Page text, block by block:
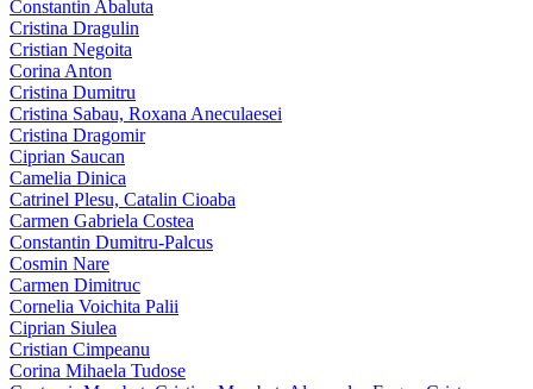
Constantin Abaluta
Cristina Dragulin
Cristian Negoita
Corina Anton
Cristina Dumitru
Cristina Sabau, Roxana Aneculaesei
Cristina Dragomir
Ciprian Saucan
Camelia Dinica
Catrinel Plesu, Catalin Cioaba
Carmen Gabriela Costea
Constantin Dumitru-Palcus
Cosmin Nare
Carmen Dimitruc
Cornelia Voichita Palii
Ciprian Siulea
Cristian Cimpeanu
Corina Mihaela Tudose